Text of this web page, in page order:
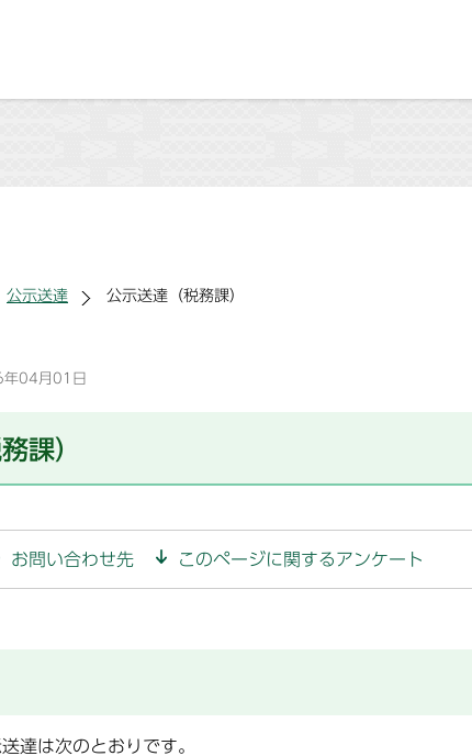
公示送達 公示送達（税務課）
04月01日
課）
お問い合わせ先 このページに関するアンケート
達は次のとおりです。